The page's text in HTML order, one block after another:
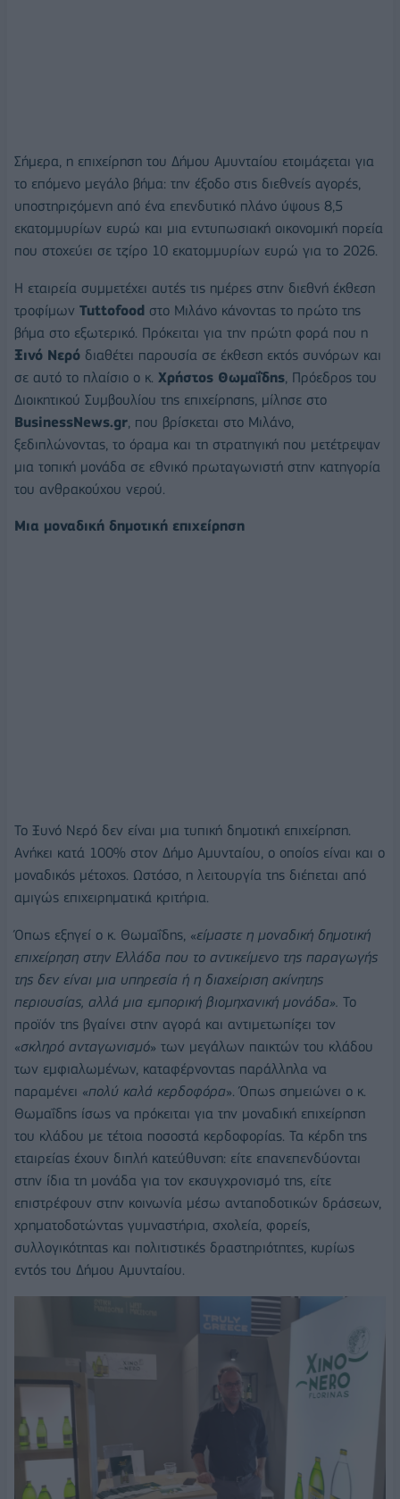
Σήμερα, η επιχείρηση του Δήμου Αμυνταίου ετοιμάζεται για
το επόμενο μεγάλο βήμα: την έξοδο στις διεθνείς αγορές,
υποστηριζόμενη από ένα επενδυτικό πλάνο ύψους 8,5
εκατομμυρίων ευρώ και μια εντυπωσιακή οικονομική πορεία
που στοχεύει σε τζίρο 10 εκατομμυρίων ευρώ για το 2026.
Η εταιρεία συμμετέχει αυτές τις ημέρες στην διεθνή έκθεση
τροφίμων Tuttofood στο Μιλάνο κάνοντας το πρώτο της
βήμα στο εξωτερικό. Πρόκειται για την πρώτη φορά που η
Ξινό Νερό διαθέτει παρουσία σε έκθεση εκτός συνόρων και
σε αυτό το πλαίσιο ο κ. Χρήστος Θωμαΐδης , Πρόεδρος του
Διοικητικού Συμβουλίου της επιχείρησης, μίλησε στο
BusinessNews.gr , που βρίσκεται στο Μιλάνο,
ξεδιπλώνοντας, το όραμα και τη στρατηγική που μετέτρεψαν
μια τοπική μονάδα σε εθνικό πρωταγωνιστή στην κατηγορία
του ανθρακούχου νερού.
Μια μοναδική δημοτική επιχείρηση
Το Ξυνό Νερό δεν είναι μια τυπική δημοτική επιχείρηση.
Ανήκει κατά 100% στον Δήμο Αμυνταίου, ο οποίος είναι και ο
μοναδικός μέτοχος. Ωστόσο, η λειτουργία της διέπεται από
αμιγώς επιχειρηματικά κριτήρια.
Όπως εξηγεί ο κ. Θωμαΐδης, «είμαστε η μοναδική δημοτική
επιχείρηση στην Ελλάδα που το αντικείμενο της παραγωγής
της δεν είναι μια υπηρεσία ή η διαχείριση ακίνητης
περιουσίας, αλλά μια εμπορική βιομηχανική μονάδα». Το
προϊόν της βγαίνει στην αγορά και αντιμετωπίζει τον
«σκληρό ανταγωνισμό» των μεγάλων παικτών του κλάδου
των εμφιαλωμένων, καταφέρνοντας παράλληλα να
παραμένει «πολύ καλά κερδοφόρα». Όπως σημειώνει ο κ.
Θωμαΐδης ίσως να πρόκειται για την μοναδική επιχείρηση
του κλάδου με τέτοια ποσοστά κερδοφορίας. Τα κέρδη της
εταιρείας έχουν διπλή κατεύθυνση: είτε επανεπενδύονται
στην ίδια τη μονάδα για τον εκσυγχρονισμό της, είτε
επιστρέφουν στην κοινωνία μέσω ανταποδοτικών δράσεων,
χρηματοδοτώντας γυμναστήρια, σχολεία, φορείς,
συλλογικότητας και πολιτιστικές δραστηριότητες, κυρίως
εντός του Δήμου Αμυνταίου.